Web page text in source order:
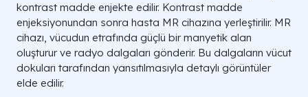
kontrast madde enjekte edilir. Kontrast madde
enjeksiyonundan sonra hasta MR cihazına yerleştirilir. MR
cihazı, vücudun etrafında güçlü bir manyetik alan
oluşturur ve radyo dalgaları gönderir. Bu dalgaların vücut
dokuları tarafından yansıtılmasıyla detaylı görüntüler
elde edilir.